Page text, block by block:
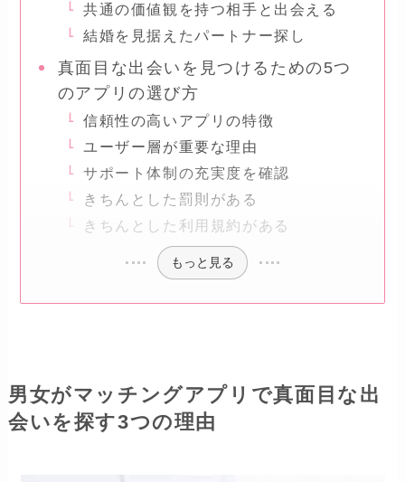
共通の価値観を持つ相手と出会える
結婚を見据えたパートナー探し
真面目な出会いを見つけるための5つ
のアプリの選び方
信頼性の高いアプリの特徴
ユーザー層が重要な理由
サポート体制の充実度を確認
きちんとした罰則がある
きちんとした利用規約がある
もっと見る
男女がマッチングアプリで真面目な出
会いを探す3つの理由